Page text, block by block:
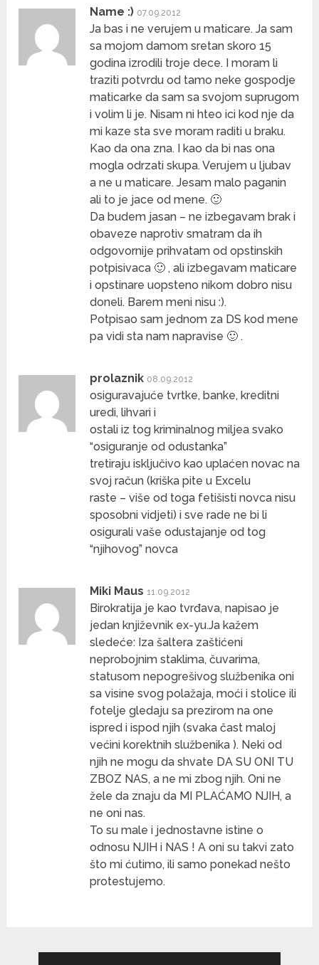
Name :) 07.09.2012
Ja bas i ne verujem u maticare. Ja sam
sa mojom damom sretan skoro 15
godina izrodili troje dece. I moram li
traziti potvrdu od tamo neke gospodje
maticarke da sam sa svojom suprugom
i volim li je. Nisam ni hteo ici kod nje da
mi kaze sta sve moram raditi u braku.
Kao da ona zna. I kao da bi nas ona
mogla odrzati skupa. Verujem u ljubav
a ne u maticare. Jesam malo paganin
ali to je jace od mene. 🙂
Da budem jasan – ne izbegavam brak i
obaveze naprotiv smatram da ih
odgovornije prihvatam od opstinskih
potpisivaca 🙂 , ali izbegavam maticare
i opstinare uopsteno nikom dobro nisu
doneli. Barem meni nisu :).
Potpisao sam jednom za DS kod mene
pa vidi sta nam napravise 🙂 .
prolaznik 08.09.2012
osiguravajuće tvrtke, banke, kreditni
uredi, lihvari i
ostali iz tog kriminalnog miljea svako
“osiguranje od odustanka”
tretiraju isključivo kao uplaćen novac na
svoj račun (kriška pite u Excelu
raste – više od toga fetišisti novca nisu
sposobni vidjeti) i sve rade ne bi li
osigurali vaše odustajanje od tog
“njihovog” novca
Miki Maus 11.09.2012
Birokratija je kao tvrđava, napisao je
jedan književnik ex-yu.Ja kažem
sledeće: Iza šaltera zaštićeni
neprobojnim staklima, čuvarima,
statusom nepogrešivog službenika oni
sa visine svog polažaja, moći i stolice ili
fotelje gledaju sa prezirom na one
ispred i ispod njih (svaka čast maloj
većini korektnih službenika ). Neki od
njih ne mogu da shvate DA SU ONI TU
ZBOZ NAS, a ne mi zbog njih. Oni ne
žele da znaju da MI PLAĆAMO NJIH, a
ne oni nas.
To su male i jednostavne istine o
odnosu NJIH i NAS ! A oni su takvi zato
što mi ćutimo, ili samo ponekad nešto
protestujemo.